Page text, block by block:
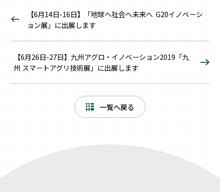
【6月14日-16日】「地球へ社会へ未来へ G20イノベーシ
ョン展」に出展します
【6月26日-27日】九州アグロ・イノベーション2019「九
州 スマートアグリ技術展」に出展します
一覧へ戻る